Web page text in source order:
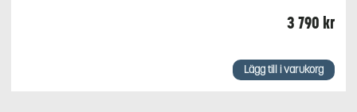
3 790 kr
Lägg till i varukorg